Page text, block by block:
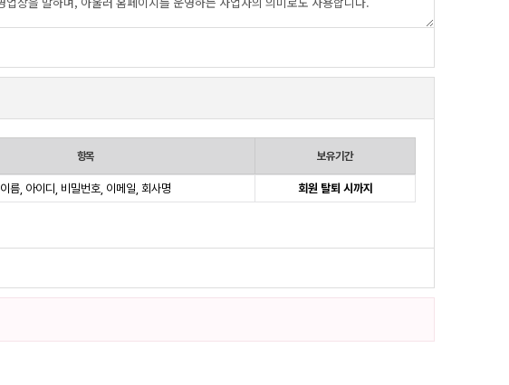
항목 보유기간
이름, 아이디, 비밀번호, 이메일, 회사명 회원 탈퇴 시까지